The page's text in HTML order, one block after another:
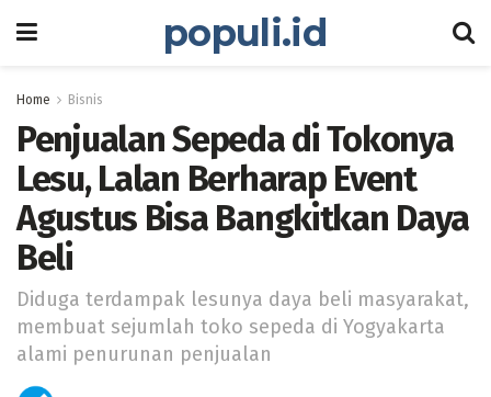
populi.id
Home Bisnis
Penjualan Sepeda di Tokonya
Lesu, Lalan Berharap Event
Agustus Bisa Bangkitkan Daya
Beli
Diduga terdampak lesunya daya beli masyarakat,
membuat sejumlah toko sepeda di Yogyakarta
alami penurunan penjualan